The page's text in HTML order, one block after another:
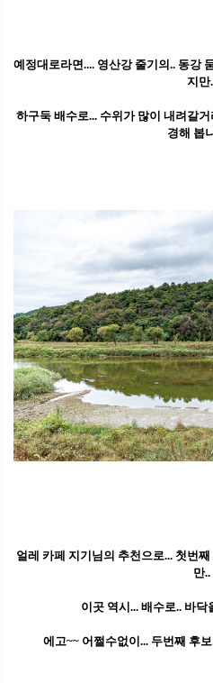
예정대로라면.... 영산강 줄기의.. 동강
지만
하구둑 배수로... 수위가 많이 내려갈
경해 봅
얼레 카페 지기님의 추천으로... 첫번
만..
이곳 역시... 배수로.. 바
에고~~ 어쩔수없이... 두번째 후